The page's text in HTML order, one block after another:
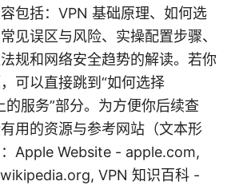
包括：VPN 基础原理、如何选
见误区与风险、实操配置步骤、
规和网络安全趋势的解读。若你
可以直接跳到“如何选择
服务”部分。为方便你后续查
用的资源与参考网站（文本形
Apple Website - apple.com,
VPN 知识百科 -